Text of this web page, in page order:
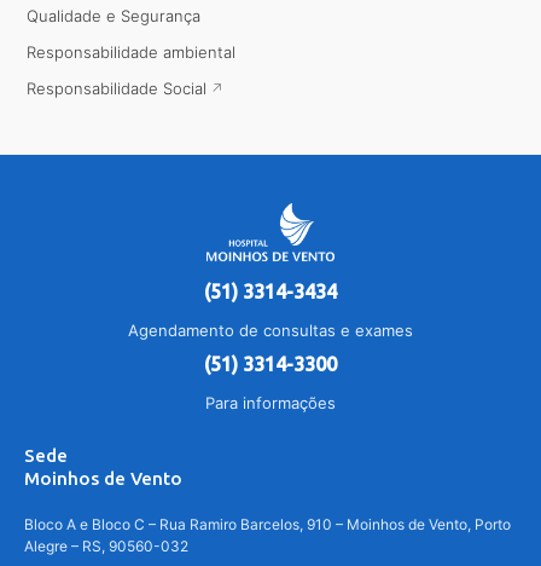
Qualidade e Segurança
Responsabilidade ambiental
Responsabilidade Social
(51) 3314-3434
Agendamento de consultas e exames
(51) 3314-3300
Para informações
Sede
Moinhos de Vento
Bloco A e Bloco C – Rua Ramiro Barcelos, 910 – Moinhos de Vento, Porto
Alegre – RS, 90560-032